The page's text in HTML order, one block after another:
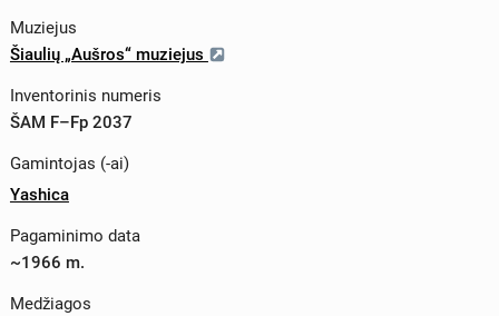
Muziejus
Šiaulių „Aušros“ muziejus
Inventorinis numeris
ŠAM F–Fp 2037
Gamintojas (-ai)
Yashica
Pagaminimo data
~1966 m.
Medžiagos